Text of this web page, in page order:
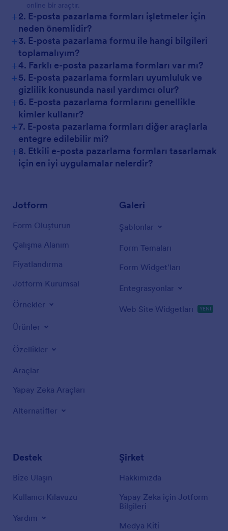
online bir araçtır.
+2. E-posta pazarlama formları işletmeler için
neden önemlidir?
+3. E-posta pazarlama formu ile hangi bilgileri
toplamalıyım?
+4. Farklı e-posta pazarlama formları var mı?
+5. E-posta pazarlama formları uyumluluk ve
gizlilik konusunda nasıl yardımcı olur?
+6. E-posta pazarlama formlarını genellikle
kimler kullanır?
+7. E-posta pazarlama formları diğer araçlarla
entegre edilebilir mi?
+8. Etkili e-posta pazarlama formları tasarlamak
için en iyi uygulamalar nelerdir?
Jotform
Form Oluşturun
Çalışma Alanım
Fiyatlandırma
Jotform Kurumsal
Örnekler
Ürünler
Özellikler
Araçlar
Yapay Zeka Araçları
Alternatifler
Galeri
Şablonlar
Form Temaları
Form Widget'ları
Entegrasyonlar
Web Site Widgetları YENİ
Destek
Bize Ulaşın
Kullanıcı Kılavuzu
Yardım
Şirket
Hakkımızda
Yapay Zeka için Jotform
Bilgileri
Medya Kiti